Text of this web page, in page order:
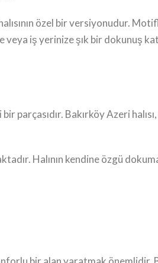
özel bir versiyonudur.
iş yerinize şık bir dokunuş
Bakırköy Azeri
Halının kendine özgü